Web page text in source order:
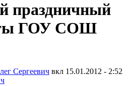
праздничный
ГОУ СОШ
Сергеевич вкл 15.01.2012 - 2:52